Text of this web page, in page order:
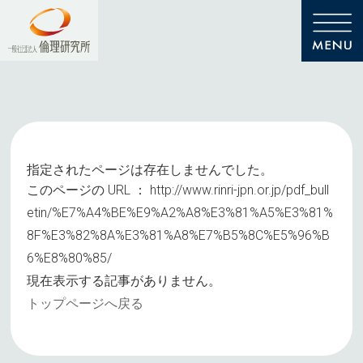
指定されたページは存在しませんでした。
このページの URL ： http://www.rinri-jpn.or.jp/pdf_bull
etin/%E7%A4%BE%E9%A2%A8%E3%81%A5%E3%81%
8F%E3%82%8A%E3%81%A8%E7%B5%8C%E5%96%B
6%E8%80%85/
現在表示する記事がありません。
トップページへ戻る